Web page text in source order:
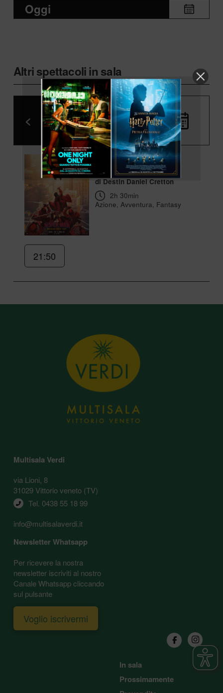
Oggi
Altri spettacoli in sala
< Oggi >
Spider-Man – Brand
New Day
di Destin Daniel Cretton
2h 30min
Azione, Avventura, Fantasy
21:50
Multisala Verdi
via Lioni, 8
31029 Vittorio veneto (TV)
Tel. 0438 55 18 99
info@multisalaverdi.it
Newsletter Whatsapp
Per ricevere la nostra
newsletter iscriviti al nostro
Canale Whatsapp cliccando
sul pulsante
Voglio iscrivermi
In sala
Prossimamente